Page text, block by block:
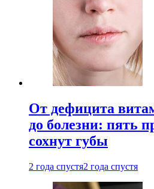
От дефицита
до болезни: пять
сохнут губы
2 года спустя2 года спустя